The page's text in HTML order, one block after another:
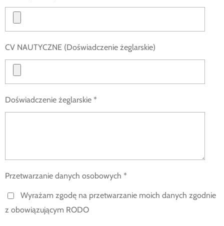
CV NAUTYCZNE (Doświadczenie żeglarskie)
Doświadczenie żeglarskie *
Przetwarzanie danych osobowych *
Wyrażam zgodę na przetwarzanie moich danych zgodnie
z obowiązującym RODO